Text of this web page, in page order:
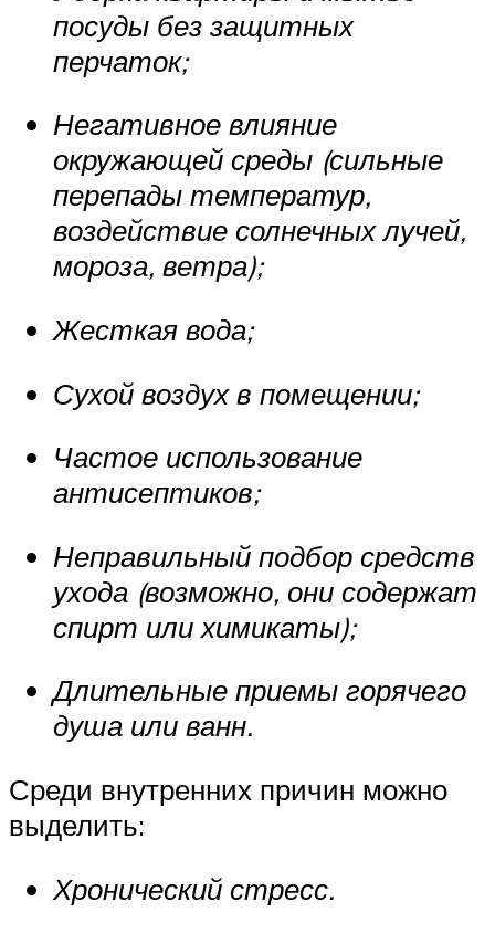
посуды без защитных
перчаток;
Негативное влияние
окружающей среды (сильные
перепады температур,
воздействие солнечных лучей,
мороза, ветра);
Жесткая вода;
Сухой воздух в помещении;
Частое использование
антисептиков;
Неправильный подбор средств
ухода (возможно, они содержат
спирт или химикаты);
Длительные приемы горячего
душа или ванн.
Среди внутренних причин можно
выделить:
Хронический стресс.